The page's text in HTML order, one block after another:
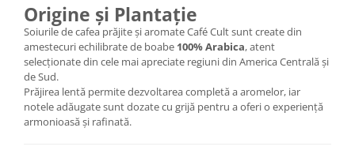
Origine și Plantație
Soiurile de cafea prăjite și aromate Café Cult sunt create din
amestecuri echilibrate de boabe 100% Arabica, atent
selecționate din cele mai apreciate regiuni din America Centrală și
de Sud.
Prăjirea lentă permite dezvoltarea completă a aromelor, iar
notele adăugate sunt dozate cu grijă pentru a oferi o experiență
armonioasă și rafinată.